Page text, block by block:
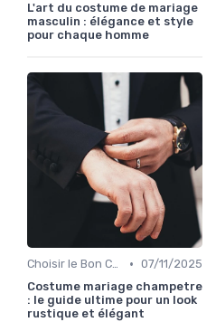
L'art du costume de mariage
masculin : élégance et style
pour chaque homme
Choisir le Bon Costume • 07/11/2025
Costume mariage champetre
: le guide ultime pour un look
rustique et élégant